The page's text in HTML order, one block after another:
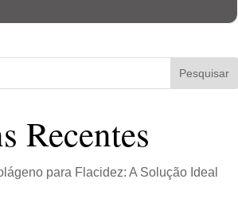
Pesquisar
Recentes
para Flacidez: A Solução Ideal